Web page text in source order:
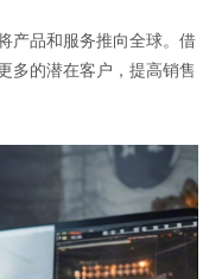
产品和服务推向全球。借
多的潜在客户，提高销售